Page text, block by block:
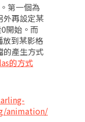
第一個為
再設定某
開始。而
到某影格
的產生方式
的方式
animation/